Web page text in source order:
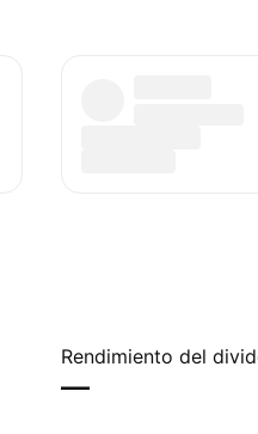
—